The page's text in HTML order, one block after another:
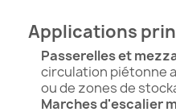
Applications
Passerelles et
circulation piétonne
ou de zones de
Marches d'escalier